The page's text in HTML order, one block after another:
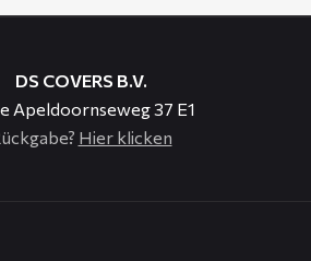
DS COVERS B.V.
Apeldoornseweg 37 E1
Hier klicken